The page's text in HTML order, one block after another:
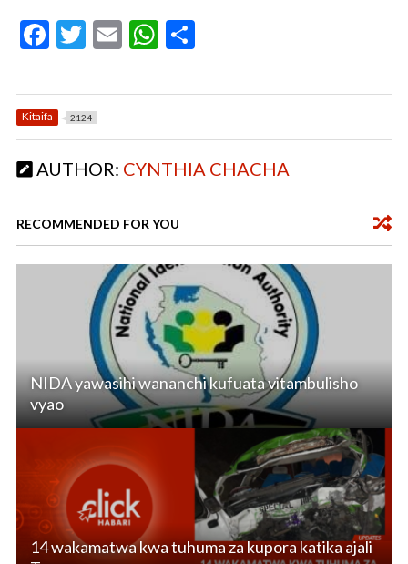
F
e
b
o
o
T
itt
er
E
ai
W
at
A
p
S
ar
Kitaifa 2124
AUTHOR: CYNTHIA CHACHA
RECOMMENDED FOR YOU
NIDA yawasihi wananchi kufuata vitambulisho
vyao
14 wakamatwa kwa tuhuma za kupora katika ajali